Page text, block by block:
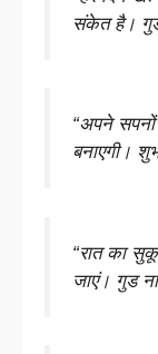
संकेत है।
“अपने सपनों
बनाएगी।
“रात का
जाएं। गुड